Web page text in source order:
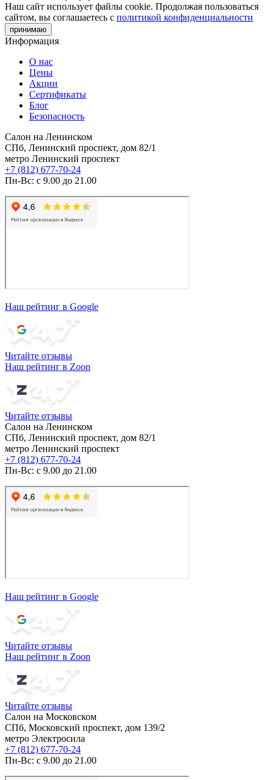
Наш сайт использует файлы cookie. Продолжая пользоваться
сайтом, вы соглашаетесь с политикой конфиденциальности
принимаю
Информация
О нас
Цены
Акции
Сертификаты
Блог
Безопасность
Салон на Ленинском
СПб, Ленинский проспект, дом 82/1
метро Ленинский проспект
+7 (812) 677-70-24
Пн-Вс: с 9.00 до 21.00
Наш рейтинг в Google
Читайте отзывы
Наш рейтинг в Zoon
Читайте отзывы
Салон на Ленинском
СПб, Ленинский проспект, дом 82/1
метро Ленинский проспект
+7 (812) 677-70-24
Пн-Вс: с 9.00 до 21.00
Наш рейтинг в Google
Читайте отзывы
Наш рейтинг в Zoon
Читайте отзывы
Салон на Московском
СПб, Московский проспект, дом 139/2
метро Электросила
+7 (812) 677-70-24
Пн-Вс: с 9.00 до 21.00